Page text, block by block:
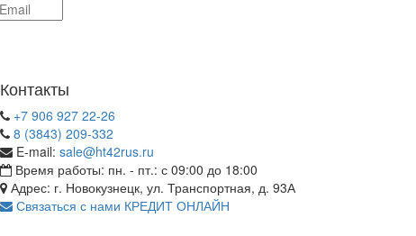
Контакты
+7 906 927 22-26
8 (3843) 209-332
E-mail: sale@ht42rus.ru
Время работы: пн. - пт.: с 09:00 до 18:00
Адрес: г. Новокузнецк, ул. Транспортная, д. 93А
Связаться с нами КРЕДИТ ОНЛАЙН